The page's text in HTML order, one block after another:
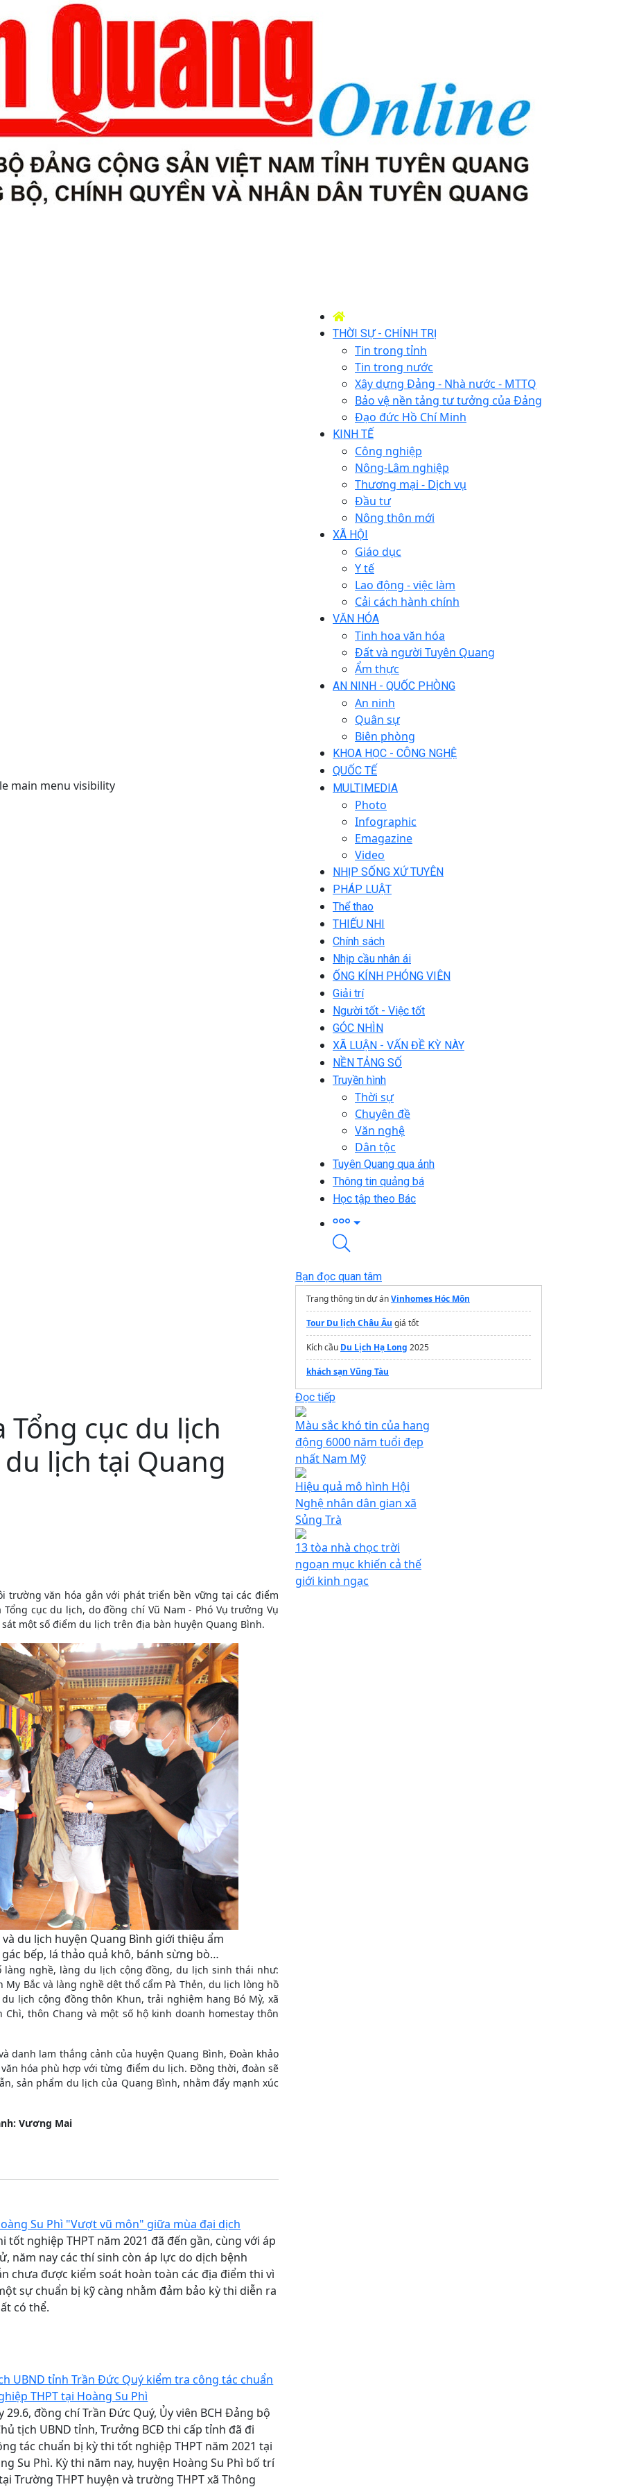
main menu visibility
THỜI SỰ - CHÍNH TRỊ
Tin trong tỉnh
Tin trong nước
Xây dựng Đảng - Nhà nước - MTTQ
Bảo vệ nền tảng tư tưởng của Đảng
Đạo đức Hồ Chí Minh
KINH TẾ
Công nghiệp
Nông-Lâm nghiệp
Thương mại - Dịch vụ
Đầu tư
Nông thôn mới
XÃ HỘI
Giáo dục
Y tế
Lao động - việc làm
Cải cách hành chính
VĂN HÓA
Tinh hoa văn hóa
Đất và người Tuyên Quang
Ẩm thực
AN NINH - QUỐC PHÒNG
An ninh
Quân sự
Biên phòng
KHOA HỌC - CÔNG NGHỆ
QUỐC TẾ
MULTIMEDIA
Photo
Infographic
Emagazine
Video
NHỊP SỐNG XỨ TUYÊN
PHÁP LUẬT
Thể thao
THIẾU NHI
Chính sách
Nhịp cầu nhân ái
ỐNG KÍNH PHÓNG VIÊN
Giải trí
Người tốt - Việc tốt
GÓC NHÌN
XÃ LUẬN - VẤN ĐỀ KỲ NÀY
NỀN TẢNG SỐ
Truyền hình
Thời sự
Chuyên đề
Văn nghệ
Dân tộc
Tuyên Quang qua ảnh
Thông tin quảng bá
Học tập theo Bác
cục du lịch
lịch tại Quang
trường văn hóa gắn với phát triển bền vững tại các điểm
cục du lịch, do đồng chí Vũ Nam - Phó Vụ trưởng Vụ
một số điểm du lịch trên địa bàn huyện Quang Bình.
du lịch huyện Quang Bình giới thiệu ẩm
bếp, lá thảo quả khô, bánh sừng bò…
nghề, làng du lịch cộng đồng, du lịch sinh thái như:
Bắc và làng nghề dệt thổ cẩm Pà Thẻn, du lịch lòng hồ
lịch cộng đồng thôn Khun, trải nghiệm hang Bó Mỳ, xã
thôn Chang và một số hộ kinh doanh homestay thôn
danh lam thắng cảnh của huyện Quang Bình, Đoàn khảo
hóa phù hợp với từng điểm du lịch. Đồng thời, đoàn sẽ
sản phẩm du lịch của Quang Bình, nhằm đẩy mạnh xúc
Vương Mai
Su Phì "Vượt vũ môn" giữa mùa đại dịch
tốt nghiệp THPT năm 2021 đã đến gần, cùng với áp
năm nay các thí sinh còn áp lực do dịch bệnh
chưa được kiểm soát hoàn toàn các địa điểm thi vì
sự chuẩn bị kỹ càng nhằm đảm bảo kỳ thi diễn ra
có thể.
UBND tỉnh Trần Đức Quý kiểm tra công tác chuẩn
THPT tại Hoàng Su Phì
29.6, đồng chí Trần Đức Quý, Ủy viên BCH Đảng bộ
tịch UBND tỉnh, Trưởng BCĐ thi cấp tỉnh đã đi
tác chuẩn bị kỳ thi tốt nghiệp THPT năm 2021 tại
Su Phì. Kỳ thi năm nay, huyện Hoàng Su Phì bố trí
Trường THPT huyện và trường THPT xã Thông
Bạn đọc quan tâm
Trang thông tin dự ánVinhomes Hóc Môn
Tour Du lịch Châu Âu giá tốt
Kích cầu Du Lịch Hạ Long 2025
khách sạn Vũng Tàu
Đọc tiếp
Màu sắc khó tin của hang
động 6000 năm tuổi đẹp
nhất Nam Mỹ
Hiệu quả mô hình Hội
Nghệ nhân dân gian xã
Sủng Trà
13 tòa nhà chọc trời
ngoạn mục khiến cả thế
giới kinh ngạc